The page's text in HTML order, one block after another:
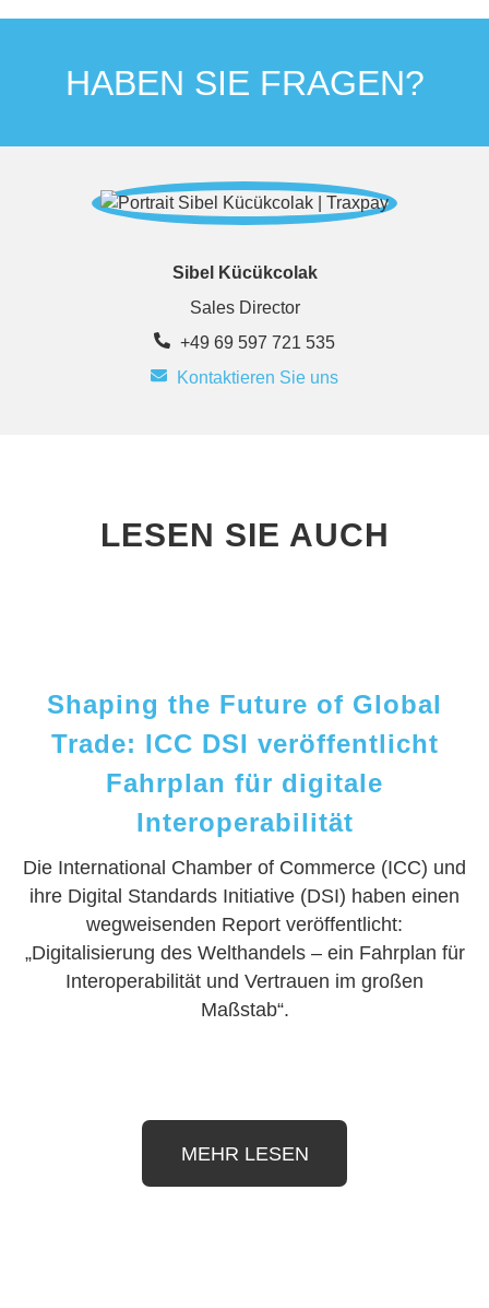
HABEN SIE FRAGEN?
Sibel Kücükcolak
Sales Director
+49 69 597 721 535
Kontaktieren Sie uns
LESEN SIE AUCH
Shaping the Future of Global
Trade: ICC DSI veröffentlicht
Fahrplan für digitale
Interoperabilität
Die International Chamber of Commerce (ICC) und
ihre Digital Standards Initiative (DSI) haben einen
wegweisenden Report veröffentlicht:
„Digitalisierung des Welthandels – ein Fahrplan für
Interoperabilität und Vertrauen im großen
Maßstab“.
MEHR LESEN